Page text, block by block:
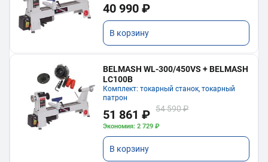
40 990 ₽
В корзину
BELMASH WL-300/450VS + BELMASH
LC100B
Комплект: токарный станок, токарный
патрон
51 861 ₽ 54 590 ₽
Экономия: 2 729 ₽
В корзину